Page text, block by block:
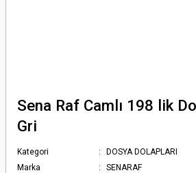
Sena Raf Camlı 198 lik
Gri
Kategori
DOSYA DOLAPLARI
Marka
SENARAF